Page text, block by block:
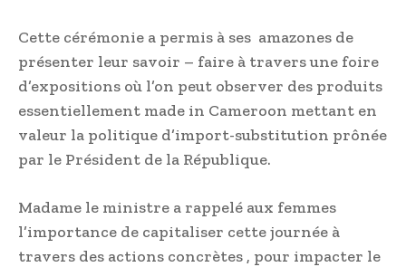
Cette cérémonie a permis à ses amazones de
présenter leur savoir – faire à travers une foire
d’expositions où l’on peut observer des produits
essentiellement made in Cameroon mettant en
valeur la politique d’import-substitution prônée
par le Président de la République.
Madame le ministre a rappelé aux femmes
l’importance de capitaliser cette journée à
travers des actions concrètes , pour impacter le